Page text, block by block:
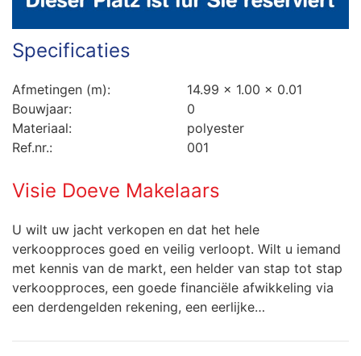
Specificaties
Afmetingen (m):
14.99 x 1.00 x 0.01
Bouwjaar:
0
Materiaal:
polyester
Ref.nr.:
001
Visie Doeve Makelaars
U wilt uw jacht verkopen en dat het hele
verkoopproces goed en veilig verloopt. Wilt u iemand
met kennis van de markt, een helder van stap tot stap
verkoopproces, een goede financiële afwikkeling via
een derdengelden rekening, een eerlijke…